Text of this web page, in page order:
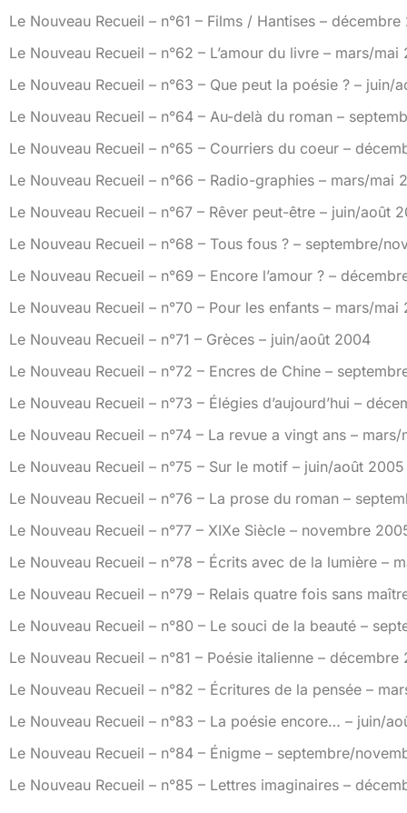
Le Nouveau Recueil – n°61 – Films / Hantises –
Le Nouveau Recueil – n°62 – L’amour du livre – mars/mai
Le Nouveau Recueil – n°63 – Que peut la poésie ? – juin/
Le Nouveau Recueil – n°64 – Au-delà du roman –
Le Nouveau Recueil – n°65 – Courriers du coeur –
Le Nouveau Recueil – n°66 – Radio-graphies – mars/mai
Le Nouveau Recueil – n°67 – Rêver peut-être – juin/août
Le Nouveau Recueil – n°68 – Tous fous ? – septembre/
Le Nouveau Recueil – n°69 – Encore l’amour ? –
Le Nouveau Recueil – n°70 – Pour les enfants – mars/mai
Le Nouveau Recueil – n°71 – Grèces – juin/août 2004
Le Nouveau Recueil – n°72 – Encres de Chine –
Le Nouveau Recueil – n°73 – Élégies d’aujourd’hui –
Le Nouveau Recueil – n°74 – La revue a vingt ans –
Le Nouveau Recueil – n°75 – Sur le motif – juin/août 2005
Le Nouveau Recueil – n°76 – La prose du roman –
Le Nouveau Recueil – n°77 – XIXe Siècle – novembre
Le Nouveau Recueil – n°78 – Écrits avec de la lumière –
Le Nouveau Recueil – n°79 – Relais quatre fois sans
Le Nouveau Recueil – n°80 – Le souci de la beauté –
Le Nouveau Recueil – n°81 – Poésie italienne –
Le Nouveau Recueil – n°82 – Écritures de la pensée –
Le Nouveau Recueil – n°83 – La poésie encore… – juin/
Le Nouveau Recueil – n°84 – Énigme – septembre/
Le Nouveau Recueil – n°85 – Lettres imaginaires –